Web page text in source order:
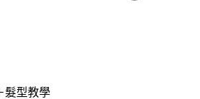
髮型教學